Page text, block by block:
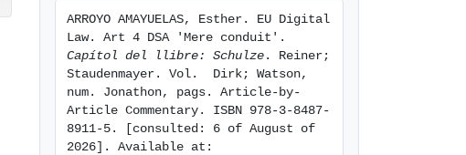
ARROYO AMAYUELAS, Esther. EU Digital
Capítol del llibre: Schulze . Reiner;
Staudenmayer. Vol.  Dirk; Watson,
num. Jonathon, pags. Article-by-
Article Commentary. ISBN 978-3-8487-
8911-5. [consulted: 6 of August of
2026]. Available at: